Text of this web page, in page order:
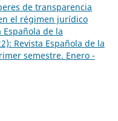
de transparencia
el régimen jurídico
Española de la
Revista Española de la
semestre. Enero -